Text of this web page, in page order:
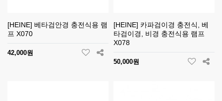
[HEINE] 베타검안경 충전식용 램
프 X070
42,000원
[HEINE] 카파검이경 충전식, 베
타검이경, 비경 충전식용 램프
X078
50,000원